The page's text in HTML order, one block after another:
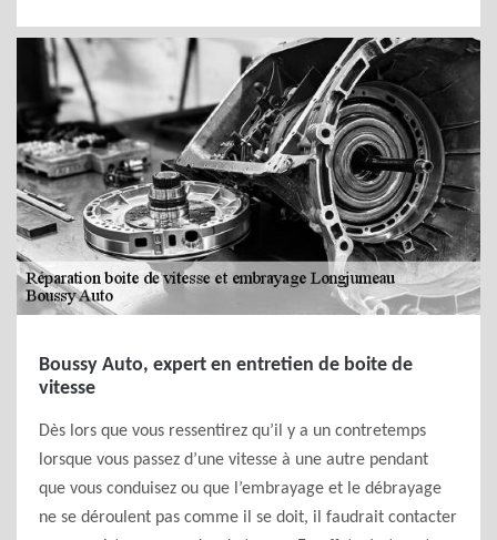
Boussy Auto, expert en entretien de boite de
vitesse
Dès lors que vous ressentirez qu’il y a un contretemps
lorsque vous passez d’une vitesse à une autre pendant
que vous conduisez ou que l’embrayage et le débrayage
ne se déroulent pas comme il se doit, il faudrait contacter